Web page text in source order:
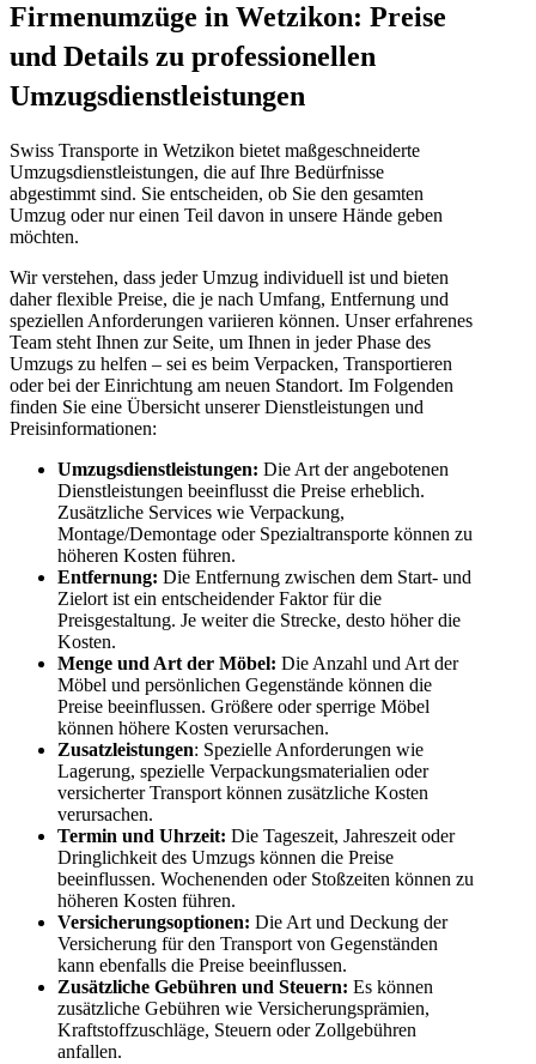
Firmenumzüge in Wetzikon: Preise
und Details zu professionellen
Umzugsdienstleistungen
Swiss Transporte in Wetzikon bietet maßgeschneiderte
Umzugsdienstleistungen, die auf Ihre Bedürfnisse
abgestimmt sind. Sie entscheiden, ob Sie den gesamten
Umzug oder nur einen Teil davon in unsere Hände geben
möchten.
Wir verstehen, dass jeder Umzug individuell ist und bieten
daher flexible Preise, die je nach Umfang, Entfernung und
speziellen Anforderungen variieren können. Unser erfahrenes
Team steht Ihnen zur Seite, um Ihnen in jeder Phase des
Umzugs zu helfen – sei es beim Verpacken, Transportieren
oder bei der Einrichtung am neuen Standort. Im Folgenden
finden Sie eine Übersicht unserer Dienstleistungen und
Preisinformationen:
Umzugsdienstleistungen: Die Art der angebotenen
Dienstleistungen beeinflusst die Preise erheblich.
Zusätzliche Services wie Verpackung,
Montage/Demontage oder Spezialtransporte können zu
höheren Kosten führen.
Entfernung: Die Entfernung zwischen dem Start- und
Zielort ist ein entscheidender Faktor für die
Preisgestaltung. Je weiter die Strecke, desto höher die
Kosten.
Menge und Art der Möbel: Die Anzahl und Art der
Möbel und persönlichen Gegenstände können die
Preise beeinflussen. Größere oder sperrige Möbel
können höhere Kosten verursachen.
Zusatzleistungen: Spezielle Anforderungen wie
Lagerung, spezielle Verpackungsmaterialien oder
versicherter Transport können zusätzliche Kosten
verursachen.
Termin und Uhrzeit: Die Tageszeit, Jahreszeit oder
Dringlichkeit des Umzugs können die Preise
beeinflussen. Wochenenden oder Stoßzeiten können zu
höheren Kosten führen.
Versicherungsoptionen: Die Art und Deckung der
Versicherung für den Transport von Gegenständen
kann ebenfalls die Preise beeinflussen.
Zusätzliche Gebühren und Steuern: Es können
zusätzliche Gebühren wie Versicherungsprämien,
Kraftstoffzuschläge, Steuern oder Zollgebühren
anfallen.